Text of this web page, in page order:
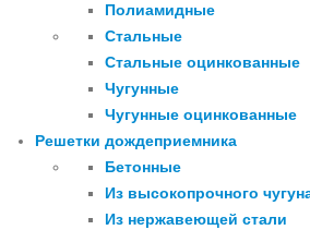
Полиамидные
Стальные
Стальные оцинкованные
Чугунные
Чугунные оцинкованные
Решетки дождеприемника
Бетонные
Из высокопрочного
Из нержавеющей стали